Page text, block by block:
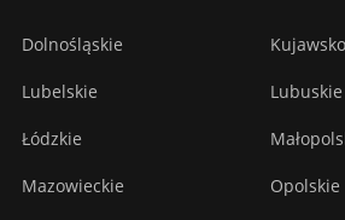
Dolnośląskie
Lubelskie Lubuskie
Łódzkie
Mazowieckie Opolskie